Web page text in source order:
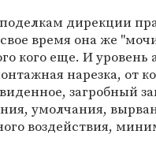
дирекции
время она же
кого еще. И
нарезка, от
загробный
умолчания,
воздействия,